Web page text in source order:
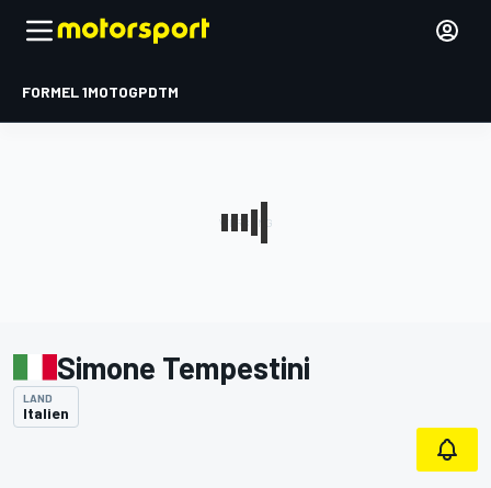
FORMEL 1MOTOGPDTM
Simone Tempestini
LAND
Italien